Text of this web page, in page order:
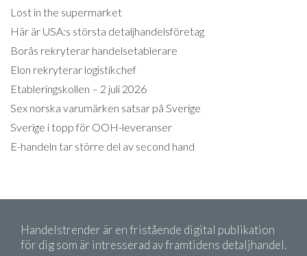
Lost in the supermarket
Här är USA:s största detaljhandelsföretag
Borås rekryterar handelsetablerare
Elon rekryterar logistikchef
Etableringskollen – 2 juli 2026
Sex norska varumärken satsar på Sverige
Sverige i topp för OOH-leveranser
E-handeln tar större del av second hand
Handelstrender är en fristående digital publikation
för dig som är intresserad av framtidens detaljhandel.